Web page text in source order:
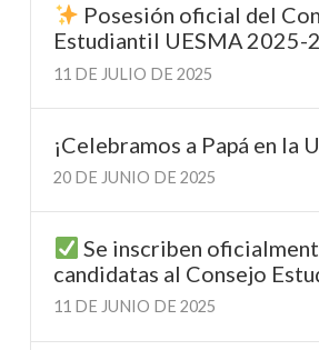
Posesión oficial del
Estudiantil UESMA 2025-
11 DE JULIO DE 2025
¡Celebramos a Papá en la
20 DE JUNIO DE 2025
Se inscriben
candidatas al Consejo
11 DE JUNIO DE 2025